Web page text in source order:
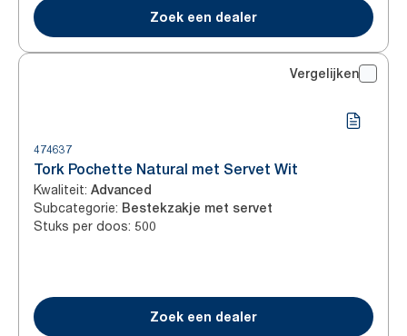
Zoek een dealer
Vergelijken
474637
Tork Pochette Natural met Servet Wit
Kwaliteit: Advanced
Subcategorie: Bestekzakje met servet
Stuks per doos: 500
Zoek een dealer